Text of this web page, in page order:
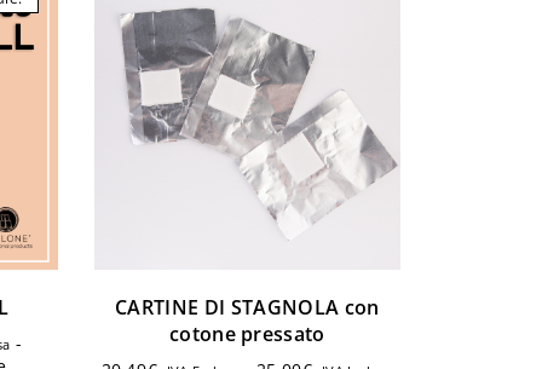
-
CARTINE DI STAGNOLA con
cotone pressato